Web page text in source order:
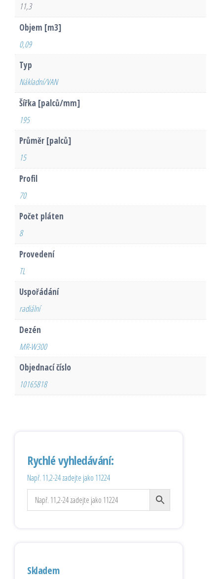
11,3
Objem [m3]
0,09
Typ
Nákladní/VAN
Šířka [palců/mm]
195
Průměr [palců]
15
Profil
70
Počet pláten
8
Provedení
TL
Uspořádání
radiální
Dezén
MR-W300
Objednací číslo
10165818
Rychlé vyhledávání:
Např. 11,2-24 zadejte jako 11224
Skladem